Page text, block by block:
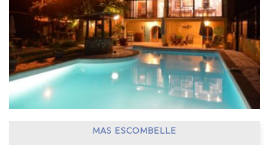
MAS ESCOMBELLE